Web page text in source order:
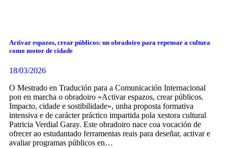
Activar espazos, crear públicos: un obradoiro para repensar a cultura
como motor de cidade
18/03/2026
O Mestrado en Tradución para a Comunicación Internacional
pon en marcha o obradoiro «Activar espazos, crear públicos.
Impacto, cidade e sostibilidade», unha proposta formativa
intensiva e de carácter práctico impartida pola xestora cultural
Patricia Verdial Garay. Este obradoiro nace coa vocación de
ofrecer ao estudantado ferramentas reais para deseñar, activar e
avaliar programas públicos en…